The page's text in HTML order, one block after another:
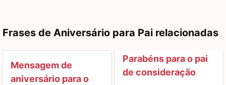
Frases de Aniversário para Pai relacionadas
Mensagem de
aniversário para o
Parabéns para o pai
de consideração